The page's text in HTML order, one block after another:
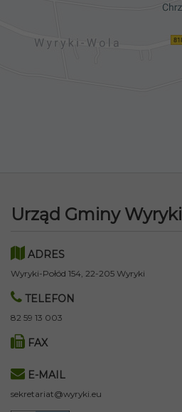
Urząd Gminy Wyryki
ADRES
Wyryki-Połód 154, 22-205 Wyryki
TELEFON
82 59 13 003
FAX
E-MAIL
sekretariat@wyryki.eu